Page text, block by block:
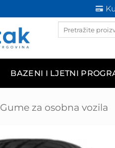
Products
BAZENI I LJETNI
Gume za osobna vozila